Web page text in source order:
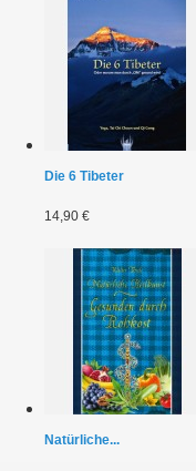
Die 6 Tibeter
14,90 €
Natürliche...